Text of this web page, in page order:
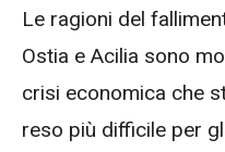
Le ragioni del
Ostia e Acilia sono
crisi economica che
reso più difficile per